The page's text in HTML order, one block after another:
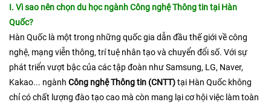
I. Vì sao nên chọn du học ngành Công nghệ Thông tin tại Hàn
Quốc?
Hàn Quốc là một trong những quốc gia dẫn đầu thế giới về công
nghệ, mạng viễn thông, trí tuệ nhân tạo và chuyển đổi số. Với sự
phát triển vượt bậc của các tập đoàn như Samsung, LG, Naver,
Kakao... ngành Công nghệ Thông tin (CNTT)tại Hàn Quốc không
chỉ có chất lượng đào tạo cao mà còn mang lại cơ hội việc làm toàn